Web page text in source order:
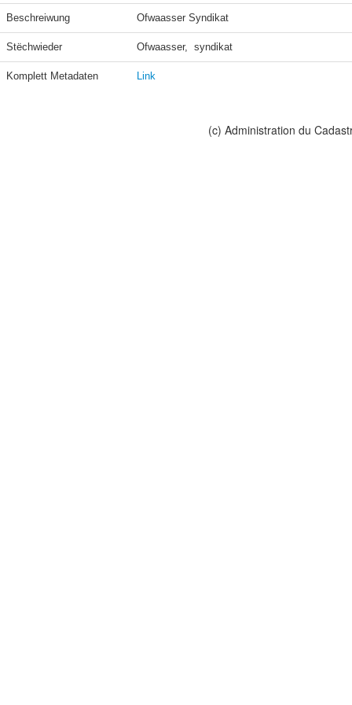
Beschreiwung Ofwaasser Syndikat
Stëchwieder Ofwaasser,  syndikat
Komplett Metadaten Link
(c) Administration du